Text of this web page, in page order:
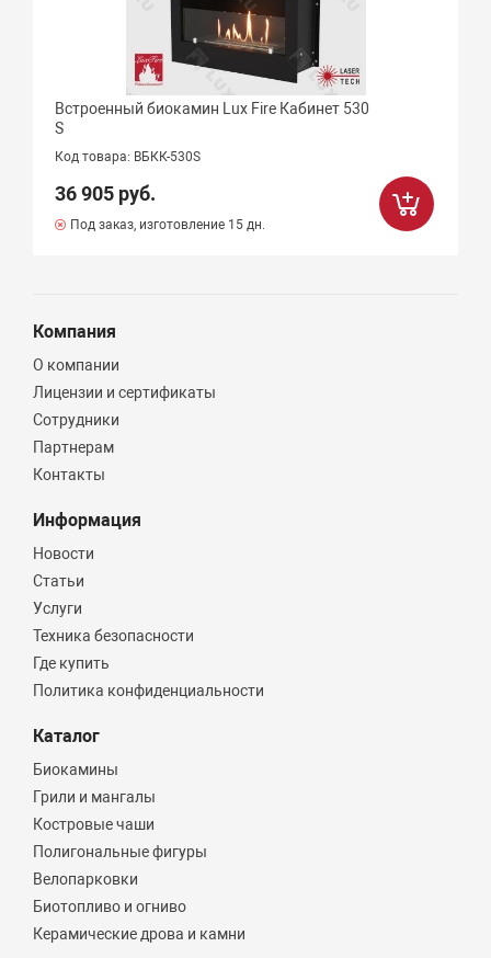
Встроенный биокамин Lux Fire Кабинет 530
S
Код товара: ВБКК-530S
36 905 руб.
Под заказ, изготовление 15 дн.
Компания
О компании
Лицензии и сертификаты
Сотрудники
Партнерам
Контакты
Информация
Новости
Статьи
Услуги
Техника безопасности
Где купить
Политика конфиденциальности
Каталог
Биокамины
Грили и мангалы
Костровые чаши
Полигональные фигуры
Велопарковки
Биотопливо и огниво
Керамические дрова и камни